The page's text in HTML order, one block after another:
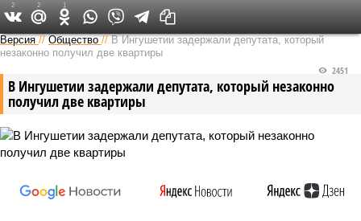
Версия на Кавказе
Версия //Общество //В Ингушетии задержали депутата, который
незаконно получил две квартиры
В Ингушетии задержали депутата, который незаконно
получил две квартиры
2451
2 2 1